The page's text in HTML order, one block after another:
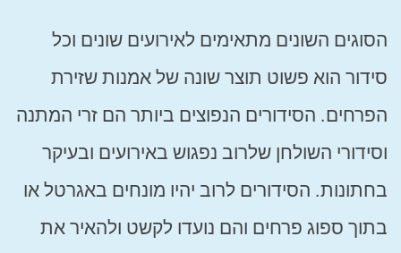
הסוגים השונים מתאימים לאירועים שונים וכל
סידור הוא פשוט תוצר שונה של אמנות שזירת
הפרחים. הסידורים הנפוצים ביותר הם זרי המתנה
וסידורי השולחן שלרוב נפגוש באירועים ובעיקר
בחתונות. הסידורים לרוב יהיו מונחים באגרטל או
בתוך ספוג פרחים והם נועדו לקשט ולהאיר את